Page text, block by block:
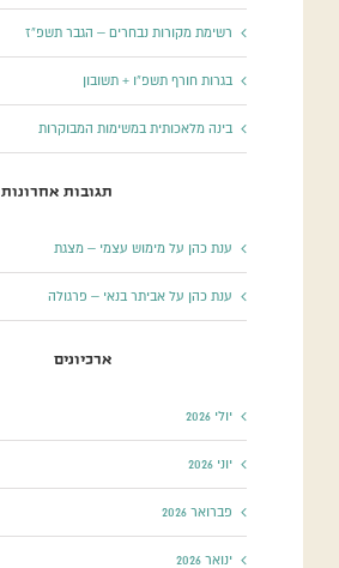
רשימת מקורות נבחרים – הגבר תשפ”ז
בגרות חורף תשפ”ו + תשובון
בינה מלאכותית במשימות המבוקרות
תגובות אחרונות
ענת כהן על מימוש עצמי – מצגת
ענת כהן על אביתר בנאי – פרגולה
ארכיונים
יולי 2026
יוני 2026
פברואר 2026
ינואר 2026